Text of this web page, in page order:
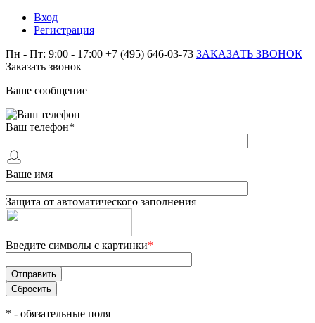
Вход
Регистрация
Пн - Пт: 9:00 - 17:00 +7 (495) 646-03-73 ЗАКАЗАТЬ ЗВОНОК
Заказать звонок
Ваше сообщение
Ваш телефон*
Ваше имя
Защита от автоматического заполнения
Введите символы с картинки*
* - обязательные поля